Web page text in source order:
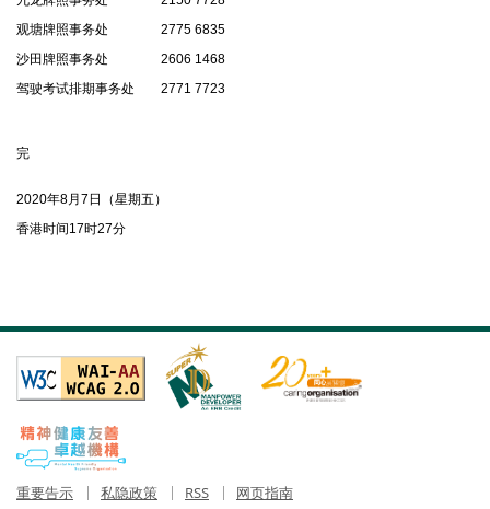
观塘牌照事务处 2775 6835
沙田牌照事务处 2606 1468
驾驶考试排期事务处 2771 7723
完
2020年8月7日（星期五）
香港时间17时27分
重要告示 私隐政策 RSS 网页指南